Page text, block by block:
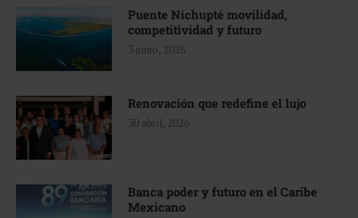
Puente Nichupté movilidad,
competitividad y futuro
3 junio, 2026
Renovación que redefine el lujo
30 abril, 2026
Banca poder y futuro en el Caribe
Mexicano